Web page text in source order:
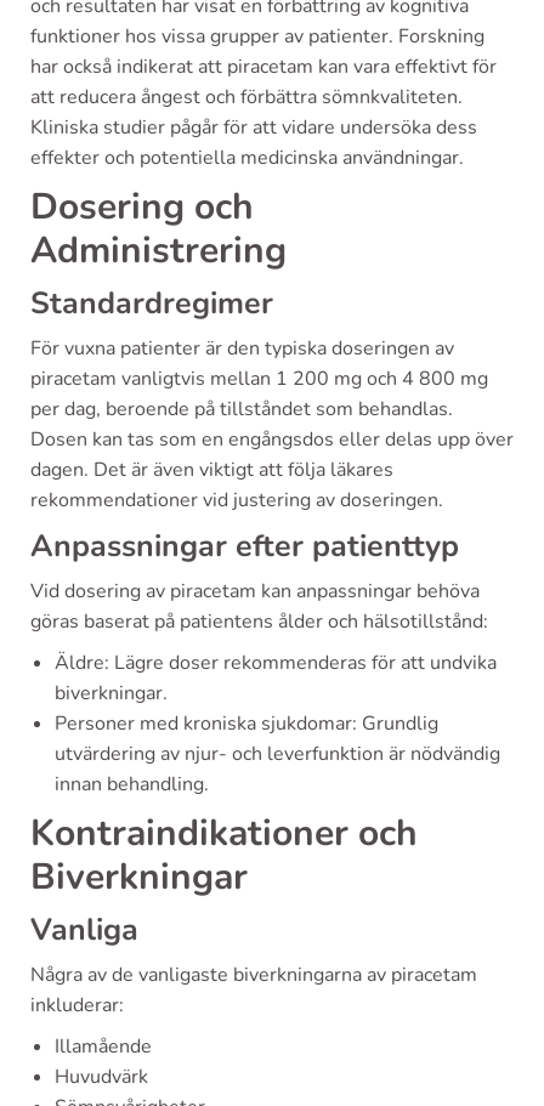
och resultaten har visat en förbättring av kognitiva
funktioner hos vissa grupper av patienter. Forskning
har också indikerat att piracetam kan vara effektivt för
att reducera ångest och förbättra sömnkvaliteten.
Kliniska studier pågår för att vidare undersöka dess
effekter och potentiella medicinska användningar.
Dosering och
Administrering
Standardregimer
För vuxna patienter är den typiska doseringen av
piracetam vanligtvis mellan 1 200 mg och 4 800 mg
per dag, beroende på tillståndet som behandlas.
Dosen kan tas som en engångsdos eller delas upp över
dagen. Det är även viktigt att följa läkares
rekommendationer vid justering av doseringen.
Anpassningar efter patienttyp
Vid dosering av piracetam kan anpassningar behöva
göras baserat på patientens ålder och hälsotillstånd:
Äldre: Lägre doser rekommenderas för att undvika
biverkningar.
Personer med kroniska sjukdomar: Grundlig
utvärdering av njur- och leverfunktion är nödvändig
innan behandling.
Kontraindikationer och
Biverkningar
Vanliga
Några av de vanligaste biverkningarna av piracetam
inkluderar:
Illamående
Huvudvärk